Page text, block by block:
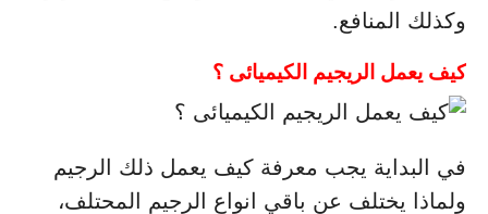
وكذلك المنافع.
كيف يعمل الريجيم الكيميائى ؟
في البداية يجب معرفة كيف يعمل ذلك الرجيم
ولماذا يختلف عن باقي انواع الرجيم المحتلف،